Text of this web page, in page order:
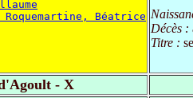
Roquemartine, Béatrice
Décès :
Titre :
- X